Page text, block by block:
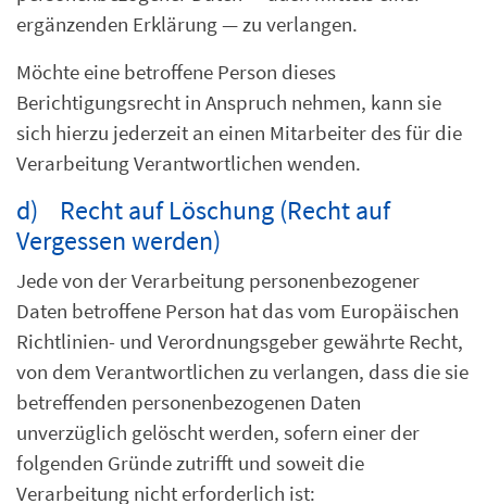
ergänzenden Erklärung — zu verlangen.
Möchte eine betroffene Person dieses
Berichtigungsrecht in Anspruch nehmen, kann sie
sich hierzu jederzeit an einen Mitarbeiter des für die
Verarbeitung Verantwortlichen wenden.
d) Recht auf Löschung (Recht auf
Vergessen werden)
Jede von der Verarbeitung personenbezogener
Daten betroffene Person hat das vom Europäischen
Richtlinien- und Verordnungsgeber gewährte Recht,
von dem Verantwortlichen zu verlangen, dass die sie
betreffenden personenbezogenen Daten
unverzüglich gelöscht werden, sofern einer der
folgenden Gründe zutrifft und soweit die
Verarbeitung nicht erforderlich ist: